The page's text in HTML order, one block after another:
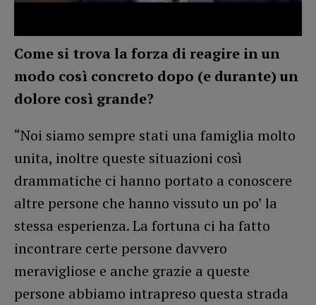
Come si trova la forza di reagire in un
modo così concreto dopo (e durante) un
dolore così grande?
“Noi siamo sempre stati una famiglia molto
unita, inoltre queste situazioni così
drammatiche ci hanno portato a conoscere
altre persone che hanno vissuto un po’ la
stessa esperienza. La fortuna ci ha fatto
incontrare certe persone davvero
meravigliose e anche grazie a queste
persone abbiamo intrapreso questa strada